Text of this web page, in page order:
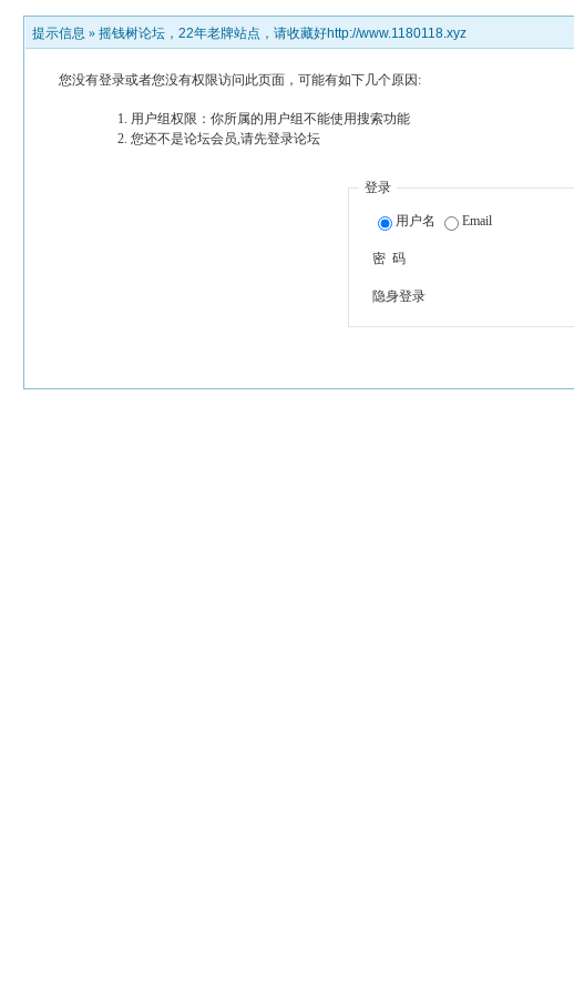
提示信息 » 摇钱树论坛，22年老牌站点，请收藏好http://www.1180118.xyz
您没有登录或者您没有权限访问此页面，可能有如下几个原因:
用户组权限：你所属的用户组不能使用搜索功能
您还不是论坛会员,请先登录论坛
登录
用户名 Email
密 码
隐身登录